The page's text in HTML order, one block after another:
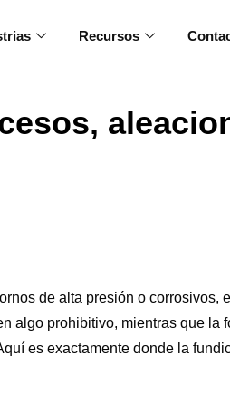
Recursos
de alta presión o corrosivos,
algo prohibitivo, mientras que la
es exactamente donde la